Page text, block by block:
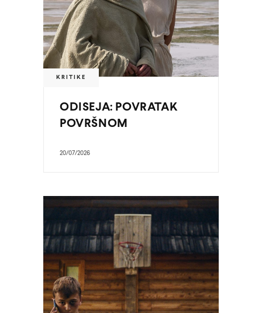
KRITIKE
ODISEJA: POVRATAK
POVRŠNOM
20/07/2026